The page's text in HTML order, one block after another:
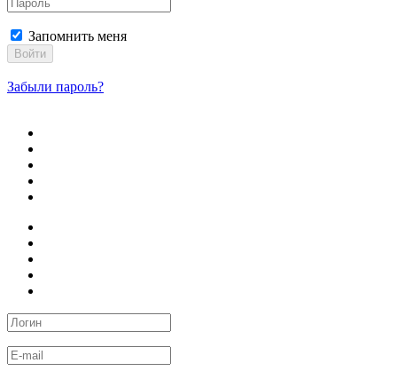
Запомнить меня
Войти
Забыли пароль?